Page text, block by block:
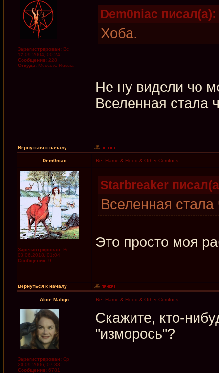
Зарегистрирован: Вс
12.09.2004, 00:24
Сообщения: 228
Откуда: Moscow, Russia
Dem0niac писал(а):
Хоба.
Не ну видели чо
Вселенная стала
Вернуться к началу
Dem0niac Re: Flame & Flood & Other Comforts
Зарегистрирован: Вс
03.06.2018, 01:04
Сообщения: 9
Starbreaker
Вселенная стала
Это просто моя
Вернуться к началу
Alice Malign Re: Flame & Flood & Other Comforts
Зарегистрирован: Ср
20.09.2006, 07:38
Сообщения: 6781
Скажите, кто-
"изморось"?